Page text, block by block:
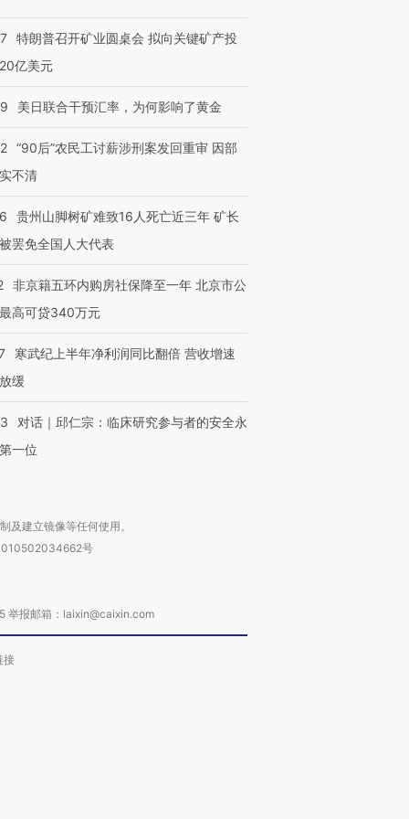
特朗普召开矿业圆桌会 拟向关键矿产投
亿美元
美日联合干预汇率，为何影响了黄金
“90后”农民工讨薪涉刑案发回重审 因部
不清
贵州山脚树矿难致16人死亡近三年 矿长
罢免全国人大代表
非京籍五环内购房社保降至一年 北京市公
高可贷340万元
寒武纪上半年净利润同比翻倍 营收增速
缓
对话｜邱仁宗：临床研究参与者的安全永
一位
及建立镜像等任何使用。
号
举报邮箱：laixin@caixin.com
接